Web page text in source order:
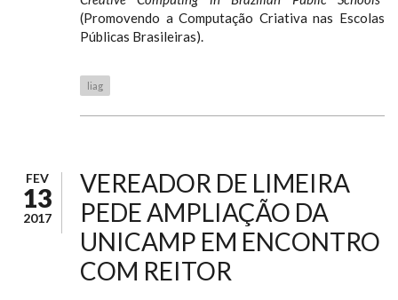
(Promovendo a Computação Criativa nas Escolas
Públicas Brasileiras).
liag
FEV
13
2017
VEREADOR DE LIMEIRA
PEDE AMPLIAÇÃO DA
UNICAMP EM ENCONTRO
COM REITOR